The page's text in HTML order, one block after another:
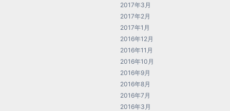
2017年3月
2017年2月
2017年1月
2016年12月
2016年11月
2016年10月
2016年9月
2016年8月
2016年7月
2016年3月